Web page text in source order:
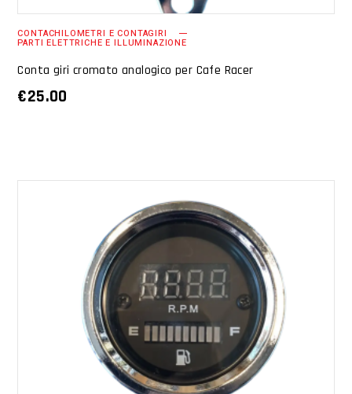
CONTACHILOMETRI E CONTAGIRI
PARTI ELETTRICHE E ILLUMINAZIONE
Conta giri cromato analogico per Cafe Racer
€25.00
AGGIUNGI AL CARRELLO